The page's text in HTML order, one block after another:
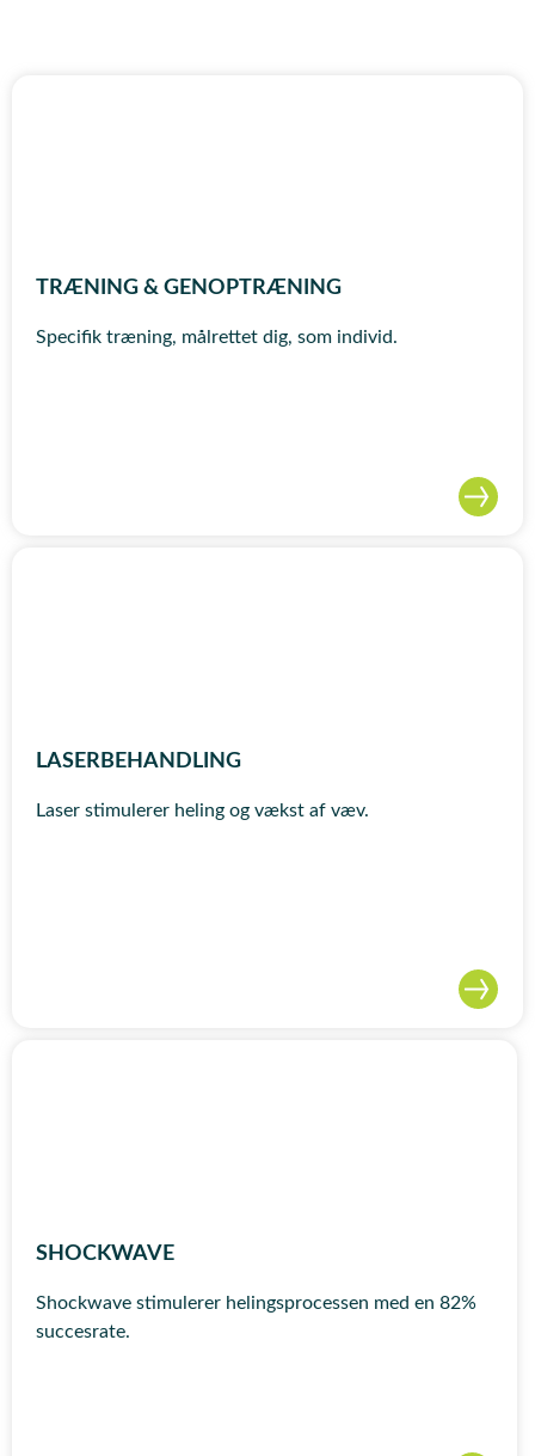
TRÆNING & GENOPTRÆNING
Specifik træning, målrettet dig, som individ.
LASERBEHANDLING
Laser stimulerer heling og vækst af væv.
SHOCKWAVE
Shockwave stimulerer helingsprocessen med en 82%
succesrate.